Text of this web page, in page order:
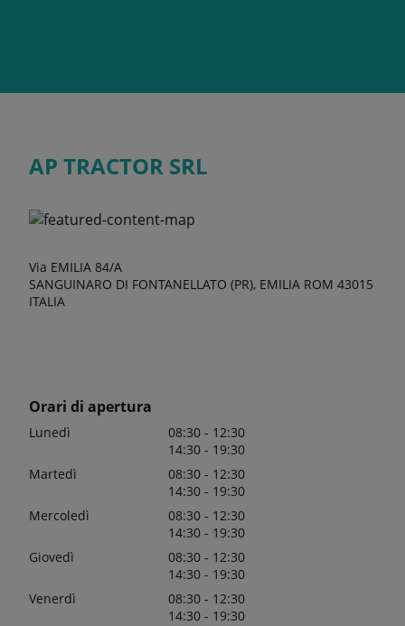
AP TRACTOR SRL
Via EMILIA 84/A
SANGUINARO DI FONTANELLATO (PR), EMILIA ROM 43015
ITALIA
Orari di apertura
Lunedì
08:30 - 12:30
14:30 - 19:30
Martedì
08:30 - 12:30
14:30 - 19:30
Mercoledì
08:30 - 12:30
14:30 - 19:30
Giovedì
08:30 - 12:30
14:30 - 19:30
Venerdì
08:30 - 12:30
14:30 - 19:30